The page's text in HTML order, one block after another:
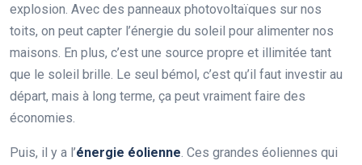
explosion. Avec des panneaux photovoltaïques sur nos
toits, on peut capter l’énergie du soleil pour alimenter nos
maisons. En plus, c’est une source propre et illimitée tant
que le soleil brille. Le seul bémol, c’est qu’il faut investir au
départ, mais à long terme, ça peut vraiment faire des
économies.
Puis, il y a l’énergie éolienne. Ces grandes éoliennes qui